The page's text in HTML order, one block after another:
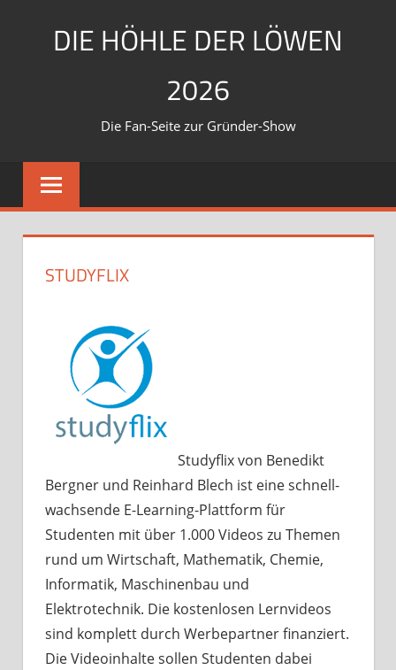
DIE HÖHLE DER LÖWEN
2026
Die Fan-Seite zur Gründer-Show
STUDYFLIX
Studyflix von Benedikt
Bergner und Reinhard Blech ist eine schnell-
wachsende E-Learning-Plattform für
Studenten mit über 1.000 Videos zu Themen
rund um Wirtschaft, Mathematik, Chemie,
Informatik, Maschinenbau und
Elektrotechnik. Die kostenlosen Lernvideos
sind komplett durch Werbepartner finanziert.
Die Videoinhalte sollen Studenten dabei